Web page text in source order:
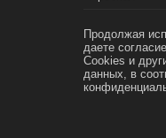
Продолжая
даете
Cookies и
данных, в